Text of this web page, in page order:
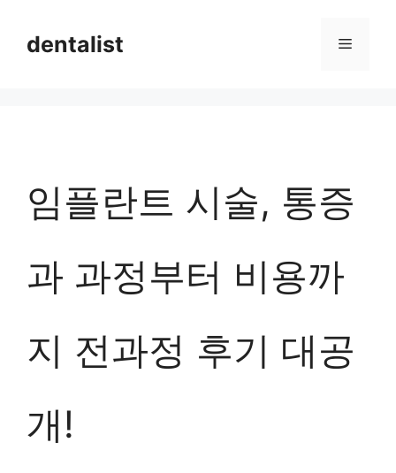
dentalist 메
임플란트 시술, 통증
과 과정부터 비용까
지 전과정 후기 대공
개!